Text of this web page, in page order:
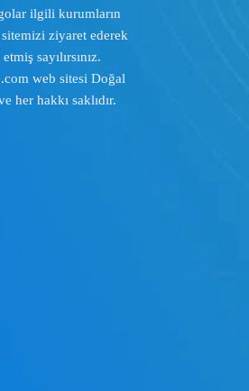
ilgili kurumların
ziyaret ederek
sayılırsınız.
web sitesi Doğal
her hakkı saklıdır.